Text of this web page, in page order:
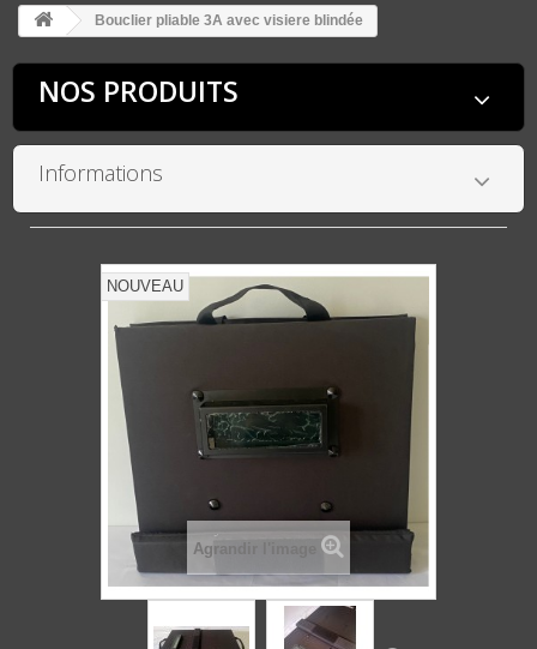
Bouclier pliable 3A avec visiere blindée
NOS PRODUITS
Informations
NOUVEAU
Agrandir l'image